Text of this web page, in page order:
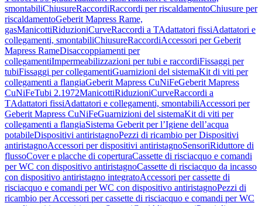
smontabiliChiusureRaccordiRaccordi per riscaldamentoChiusure per
riscaldamentoGeberit Mapress Rame,
gasManicottiRiduzioniCurveRaccordi a TAdattatori fissiAdattatori e
collegamenti, smontabiliChiusureRaccordiAccessori per Geberit
Mapress RameDisaccoppiamenti per
collegamentiImpermeabilizzazioni per tubi e raccordiFissaggi per
tubiFissaggi per collegamentiGuarnizioni del sistemaKit di viti per
collegamenti a flangiaGeberit Mapress CuNiFeGeberit Mapress
CuNiFeTubi 2.1972ManicottiRiduzioniCurveRaccordi a
TAdattatori fissiAdattatori e collegamenti, smontabiliAccessori per
Geberit Mapress CuNiFeGuarnizioni del sistemaKit di viti per
collegamenti a flangiaSistema Geberit per l’Igiene dell’acqua
potabileDispositivi antiristagnoPezzi di ricambio per Dispositivi
antiristagnoAccessori per dispositivi antiristagnoSensoriRiduttore di
flussoCover e placche di coperturaCassette di risciacquo e comandi
per WC con dispositivo antiristagnoCassette di risciacquo da incasso
con dispositivo antiristagno integratoAccessori per cassette di
risciacquo e comandi per WC con dispositivo antiristagnoPezzi di
ricambio per Accessori per cassette di risciacquo e comandi per WC